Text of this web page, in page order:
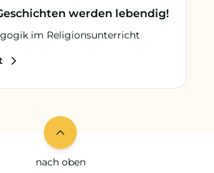
werden lebendig!
im Religionsunterricht
nach oben